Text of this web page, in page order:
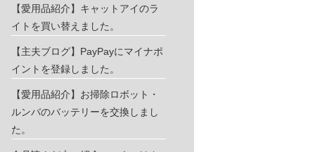
【愛用品紹介】キャットアイのラ
イトを買い替えました。
【主夫ブログ】PayPayにマイナポ
イントを登録しました。
【愛用品紹介】お掃除ロボット・
ルンバのバッテリーを交換しまし
た。